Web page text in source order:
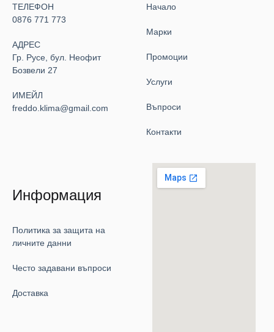
ТЕЛЕФОН
0876 771 773
АДРЕС
Гр. Русе, бул. Неофит
Бозвели 27
ИМЕЙЛ
freddo.klima@gmail.com
Начало
Марки
Промоции
Услуги
Въпроси
Контакти
Информация
Политика за защита на
личните данни
Често задавани въпроси
Доставка